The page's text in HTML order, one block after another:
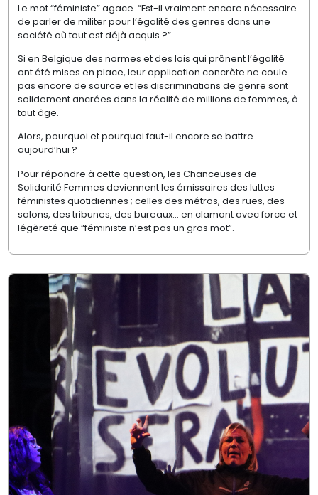
Le mot “féministe” agace. “Est-il vraiment encore nécessaire
de parler de militer pour l’égalité des genres dans une
société où tout est déjà acquis ?”
Si en Belgique des normes et des lois qui prônent l’égalité
ont été mises en place, leur application concrète ne coule
pas encore de source et les discriminations de genre sont
solidement ancrées dans la réalité de millions de femmes, à
tout âge.
Alors, pourquoi et pourquoi faut-il encore se battre
aujourd’hui ?
Pour répondre à cette question, les Chanceuses de
Solidarité Femmes deviennent les émissaires des luttes
féministes quotidiennes ; celles des métros, des rues, des
salons, des tribunes, des bureaux... en clamant avec force et
légèreté que “féministe n’est pas un gros mot”.